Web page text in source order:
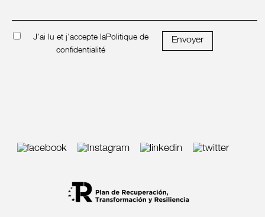
J'ai lu et j'accepte laPolitique de
confidentialité
Envoyer